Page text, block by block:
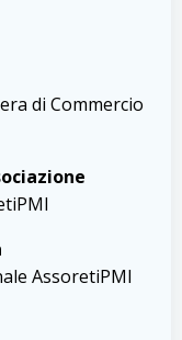
di Commercio
AssoretiPMI